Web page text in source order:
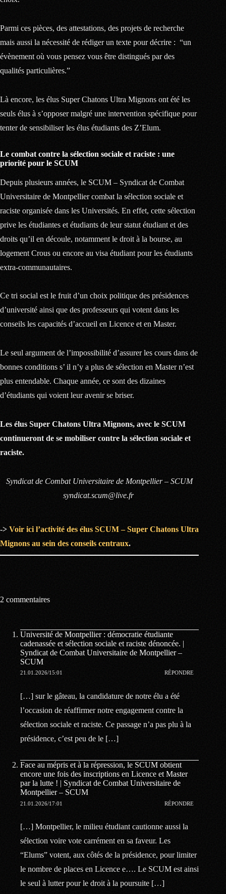
Parmi ces pièces, des attestations, des projets de recherche
mais aussi la nécessité de rédiger un texte pour décrire : “un
évènement où vous pensez vous être distingués par des
qualités particulières.”
Là encore, les élus Super Chatons Ultra Mignons ont été les
seuls élus à s’opposer malgré une intervention spécifique pour
tenter de sensibiliser les élus étudiants des Z’Elum.
Le combat contre la sélection sociale et raciste : une
priorité pour le SCUM
Depuis plusieurs années, le SCUM – Syndicat de Combat
Universitaire de Montpellier combat la sélection sociale et
raciste organisée dans les Universités. En effet, cette sélection
prive les étudiantes et étudiants de leur statut étudiant et des
droits qu’il en découle, notamment le droit à la bourse, au
logement Crous ou encore au visa étudiant pour les étudiants
extra-communautaires.
Ce tri social est le fruit d’un choix politique des présidences
d’université ainsi que des professeurs qui votent dans les
conseils les capacités d’accueil en Licence et en Master.
Le seul argument de l’impossibilité d’assurer les cours dans de
bonnes conditions s’ il n’y a plus de sélection en Master n’est
plus entendable. Chaque année, ce sont des dizaines
d’étudiants qui voient leur avenir se briser.
Les élus Super Chatons Ultra Mignons, avec le SCUM
continueront de se mobiliser contre la sélection sociale et
raciste.
Syndicat de Combat Universitaire de Montpellier – SCUM
syndicat.scum@live.fr
-> Voir ici l’activité des élus SCUM – Super Chatons Ultra
Mignons au sein des conseils centraux.
2 commentaires
Université de Montpellier : démocratie étudiante
cadenassée et sélection sociale et raciste dénoncée. |
Syndicat de Combat Universitaire de Montpellier –
SCUM
21.01.2026/15:01 RÉPONDRE
[…] sur le gâteau, la candidature de notre élu a été
l’occasion de réaffirmer notre engagement contre la
sélection sociale et raciste. Ce passage n’a pas plu à la
présidence, c’est peu de le […]
Face au mépris et à la répression, le SCUM obtient
encore une fois des inscriptions en Licence et Master
par la lutte ! | Syndicat de Combat Universitaire de
Montpellier – SCUM
21.01.2026/17:01 RÉPONDRE
[…] Montpellier, le milieu étudiant cautionne aussi la
sélection voire vote carrément en sa faveur. Les
“Elums” votent, aux côtés de la présidence, pour limiter
le nombre de places en Licence e…. Le SCUM est ainsi
le seul à lutter pour le droit à la poursuite […]